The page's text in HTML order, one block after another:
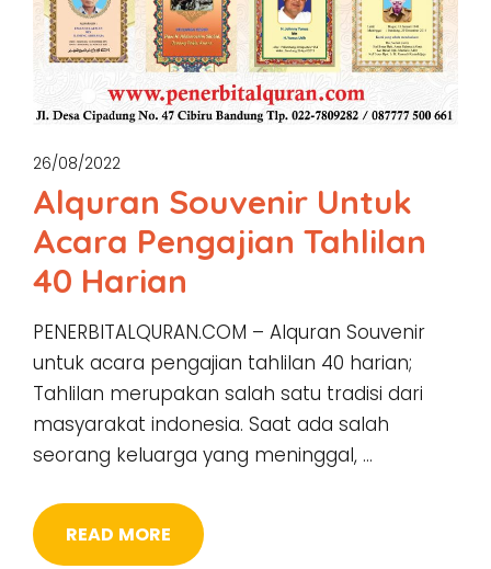
26/08/2022
Alquran Souvenir Untuk
Acara Pengajian Tahlilan
40 Harian
PENERBITALQURAN.COM – Alquran Souvenir
untuk acara pengajian tahlilan 40 harian;
Tahlilan merupakan salah satu tradisi dari
masyarakat indonesia. Saat ada salah
seorang keluarga yang meninggal, …
READ MORE